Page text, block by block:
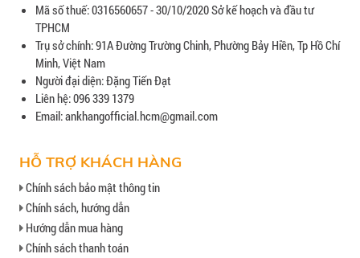
Mã số thuế: 0316560657 - 30/10/2020 Sở kế hoạch và đầu tư
TPHCM
Trụ sở chính: 91A Đường Trường Chinh, Phường Bảy Hiền, Tp Hồ Chí
Minh, Việt Nam
Người đại diện: Đặng Tiến Đạt
Liên hệ: 096 339 1379
Email: ankhangofficial.hcm@gmail.com
HỖ TRỢ KHÁCH HÀNG
Chính sách bảo mật thông tin
Chính sách, hướng dẫn
Hướng dẫn mua hàng
Chính sách thanh toán